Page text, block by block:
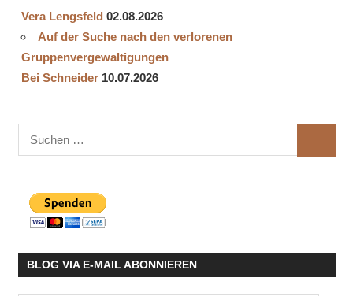
Vera Lengsfeld 02.08.2026
Auf der Suche nach den verlorenen
Gruppenvergewaltigungen
Bei Schneider 10.07.2026
Suchen
nach:
BLOG VIA E-MAIL ABONNIEREN